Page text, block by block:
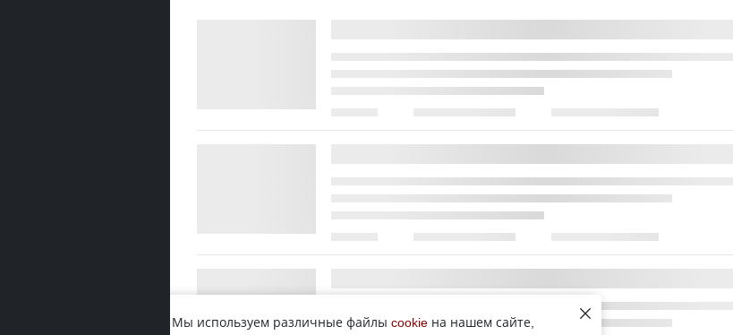
Мы используем различные файлы cookie на нашем сайте,